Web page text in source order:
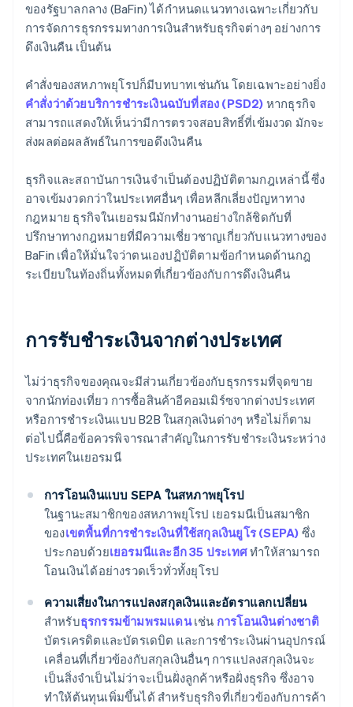
ของรัฐบาลกลาง (BaFin) ได้กำหนดแนวทางเฉพาะเกี่ยวกับ
การจัดการธุรกรรมทางการเงินสำหรับธุรกิจต่างๆ อย่างการ
ดึงเงินคืน เป็นต้น
คำสั่งของสหภาพยุโรปก็มีบทบาทเช่นกัน โดยเฉพาะอย่างยิ่ง
คำสั่งว่าด้วยบริการชำระเงินฉบับที่สอง (PSD2) หากธุรกิจ
สามารถแสดงให้เห็นว่ามีการตรวจสอบสิทธิ์ที่เข้มงวด มักจะ
ส่งผลต่อผลลัพธ์ในการขอดึงเงินคืน
ธุรกิจและสถาบันการเงินจำเป็นต้องปฏิบัติตามกฎเหล่านี้ ซึ่ง
อาจเข้มงวดกว่าในประเทศอื่นๆ เพื่อหลีกเลี่ยงปัญหาทาง
กฎหมาย ธุรกิจในเยอรมนีมักทำงานอย่างใกล้ชิดกับที่
ปรึกษาทางกฎหมายที่มีความเชี่ยวชาญเกี่ยวกับแนวทางของ
BaFin เพื่อให้มั่นใจว่าตนเองปฏิบัติตามข้อกำหนดด้านกฎ
ระเบียบในท้องถิ่นทั้งหมดที่เกี่ยวข้องกับการดึงเงินคืน
การรับชำระเงินจากต่างประเทศ
ไม่ว่าธุรกิจของคุณจะมีส่วนเกี่ยวข้องกับธุรกรรมที่จุดขาย
จากนักท่องเที่ยว การซื้อสินค้าอีคอมเมิร์ซจากต่างประเทศ
หรือการชำระเงินแบบ B2B ในสกุลเงินต่างๆ หรือไม่ก็ตาม
ต่อไปนี้คือข้อควรพิจารณาสำคัญในการรับชำระเงินระหว่าง
ประเทศในเยอรมนี
การโอนเงินแบบ SEPA ในสหภาพยุโรป
ในฐานะสมาชิกของสหภาพยุโรป เยอรมนีเป็นสมาชิก
ของเขตพื้นที่การชำระเงินที่ใช้สกุลเงินยูโร (SEPA) ซึ่ง
ประกอบด้วยเยอรมนีและอีก 35 ประเทศทำให้สามารถ
โอนเงินได้อย่างรวดเร็วทั่วทั้งยุโรป
ความเสี่ยงในการแปลงสกุลเงินและอัตราแลกเปลี่ยน
สำหรับธุรกรรมข้ามพรมแดนเช่น การโอนเงินต่างชาติ
บัตรเครดิตและบัตรเดบิต และการชำระเงินผ่านอุปกรณ์
เคลื่อนที่เกี่ยวข้องกับสกุลเงินอื่นๆ การแปลงสกุลเงินจะ
เป็นสิ่งจำเป็นไม่ว่าจะเป็นฝั่งลูกค้าหรือฝั่งธุรกิจ ซึ่งอาจ
ทำให้ต้นทุนเพิ่มขึ้นได้ สำหรับธุรกิจที่เกี่ยวข้องกับการค้า